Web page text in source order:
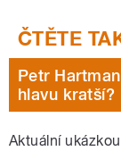
Petr
hlavu kratší?
Aktuální